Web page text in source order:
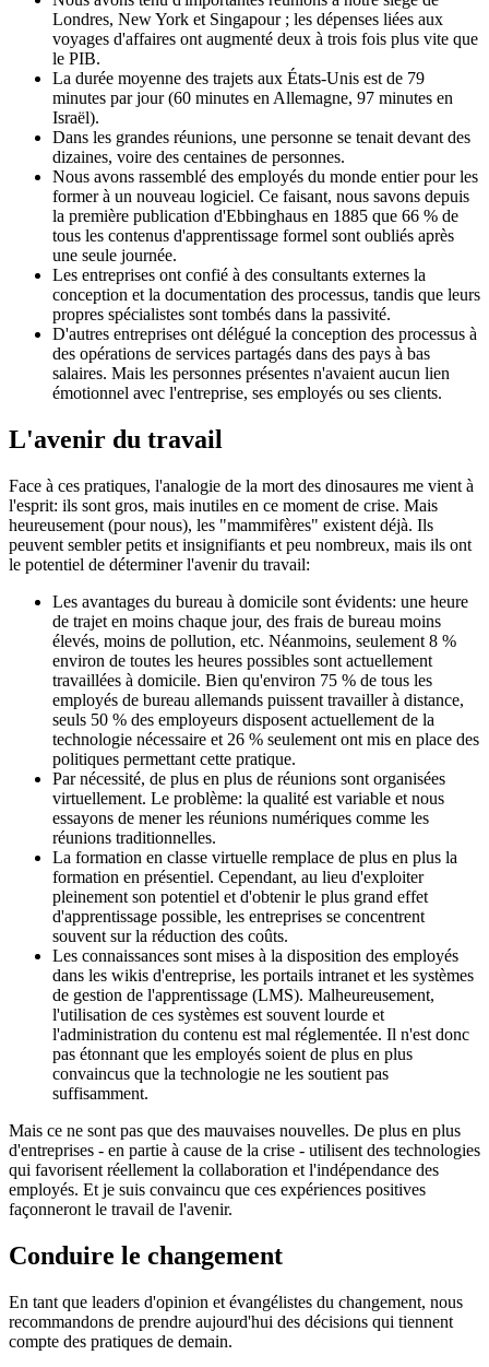
Londres, New York et Singapour ; les dépenses liées aux
voyages d'affaires ont augmenté deux à trois fois plus vite que
le PIB.
La durée moyenne des trajets aux États-Unis est de 79
minutes par jour (60 minutes en Allemagne, 97 minutes en
Israël).
Dans les grandes réunions, une personne se tenait devant des
dizaines, voire des centaines de personnes.
Nous avons rassemblé des employés du monde entier pour les
former à un nouveau logiciel. Ce faisant, nous savons depuis
la première publication d'Ebbinghaus en 1885 que 66 % de
tous les contenus d'apprentissage formel sont oubliés après
une seule journée.
Les entreprises ont confié à des consultants externes la
conception et la documentation des processus, tandis que leurs
propres spécialistes sont tombés dans la passivité.
D'autres entreprises ont délégué la conception des processus à
des opérations de services partagés dans des pays à bas
salaires. Mais les personnes présentes n'avaient aucun lien
émotionnel avec l'entreprise, ses employés ou ses clients.
L'avenir du travail
Face à ces pratiques, l'analogie de la mort des dinosaures me vient à
l'esprit: ils sont gros, mais inutiles en ce moment de crise. Mais
heureusement (pour nous), les "mammifères" existent déjà. Ils
peuvent sembler petits et insignifiants et peu nombreux, mais ils ont
le potentiel de déterminer l'avenir du travail:
Les avantages du bureau à domicile sont évidents: une heure
de trajet en moins chaque jour, des frais de bureau moins
élevés, moins de pollution, etc. Néanmoins, seulement 8 %
environ de toutes les heures possibles sont actuellement
travaillées à domicile. Bien qu'environ 75 % de tous les
employés de bureau allemands puissent travailler à distance,
seuls 50 % des employeurs disposent actuellement de la
technologie nécessaire et 26 % seulement ont mis en place des
politiques permettant cette pratique.
Par nécessité, de plus en plus de réunions sont organisées
virtuellement. Le problème: la qualité est variable et nous
essayons de mener les réunions numériques comme les
réunions traditionnelles.
La formation en classe virtuelle remplace de plus en plus la
formation en présentiel. Cependant, au lieu d'exploiter
pleinement son potentiel et d'obtenir le plus grand effet
d'apprentissage possible, les entreprises se concentrent
souvent sur la réduction des coûts.
Les connaissances sont mises à la disposition des employés
dans les wikis d'entreprise, les portails intranet et les systèmes
de gestion de l'apprentissage (LMS). Malheureusement,
l'utilisation de ces systèmes est souvent lourde et
l'administration du contenu est mal réglementée. Il n'est donc
pas étonnant que les employés soient de plus en plus
convaincus que la technologie ne les soutient pas
suffisamment.
Mais ce ne sont pas que des mauvaises nouvelles. De plus en plus
d'entreprises - en partie à cause de la crise - utilisent des technologies
qui favorisent réellement la collaboration et l'indépendance des
employés. Et je suis convaincu que ces expériences positives
façonneront le travail de l'avenir.
Conduire le changement
En tant que leaders d'opinion et évangélistes du changement, nous
recommandons de prendre aujourd'hui des décisions qui tiennent
compte des pratiques de demain.